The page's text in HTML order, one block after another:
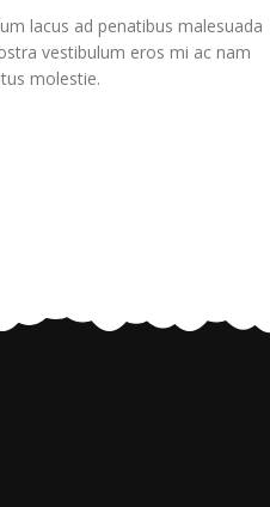
lacus ad penatibus malesuada
vestibulum eros mi ac nam
molestie.